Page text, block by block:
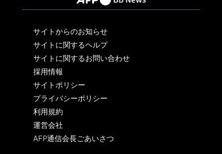
サイトからのお知らせ
サイトに関するヘルプ
サイトに関するお問い合わせ
採用情報
サイトポリシー
プライバシーポリシー
利用規約
運営会社
AFP通信会長ごあいさつ